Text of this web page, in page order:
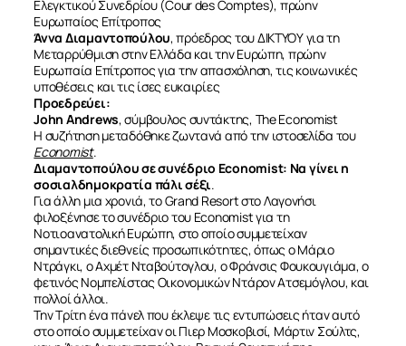
ΣΧΕΤΙΚΑ
ΝΕΑ
Ελεγκτικού Συνεδρίου (Cour des Comptes), πρώην
Ευρωπαίος Επίτροπος
Άννα Διαμαντοπούλου, πρόεδρος του ΔΙΚΤΥΟΥ για τη
Μεταρρύθμιση στην Ελλάδα και την Ευρώπη, πρώην
Ευρωπαία Επίτροπος για την απασχόληση, τις κοινωνικές
υποθέσεις και τις ίσες ευκαιρίες
Προεδρεύει:
John Andrews, σύμβουλος συντάκτης, The Economist
Η συζήτηση μεταδόθηκε ζωντανά από την ιστοσελίδα του
Economist.
Διαμαντοπούλου σε συνέδριο Economist: Να γίνει η
σοσιαλδημοκρατία πάλι σέξι.
Για άλλη μια χρονιά, το Grand Resort στο Λαγονήσι
φιλοξένησε το συνέδριο του Economist για τη
Νοτιοανατολική Ευρώπη, στο οποίο συμμετείχαν
σημαντικές διεθνείς προσωπικότητες, όπως ο Μάριο
Ντράγκι, ο Αχμέτ Νταβούτογλου, ο Φράνσις Φουκουγιάμα, ο
φετινός Νομπελίστας Οικονομικών Ντάρον Ατσεμόγλου, και
πολλοί άλλοι.
Την Τρίτη ένα πάνελ που έκλεψε τις εντυπώσεις ήταν αυτό
στο οποίο συμμετείχαν οι Πιερ Μοσκοβισί, Μάρτιν Σούλτς,